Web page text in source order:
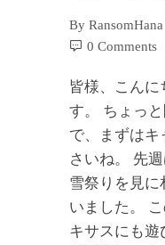
ByRansomHana
0 Comments
皆様、こんに
す。 ちょっ
で、まずはキ
さいね。 先
雪祭りを見に
いました。
キサスにも遊